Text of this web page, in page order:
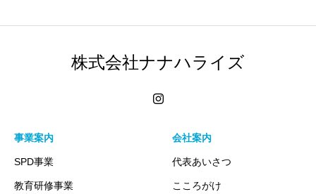
株式会社ナナハライズ
事業案内
SPD事業
教育研修事業
会社案内
代表あいさつ
こころがけ